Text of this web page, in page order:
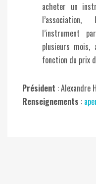
acheter un
l’instrument
plusieurs
fonction du prix
Président : Alexandre
Renseignements :